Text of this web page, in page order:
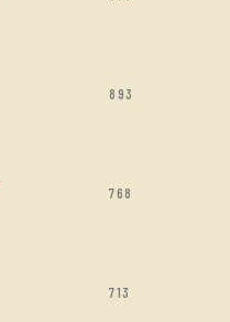
893
768
713